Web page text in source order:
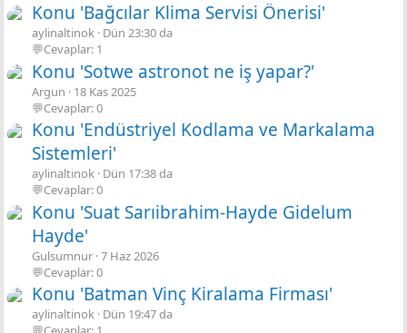
Konu 'Bağcılar Klima Servisi Önerisi'
aylinaltinok Dün 23:30 da
💬Cevaplar: 1
Konu 'Sotwe astronot ne iş yapar?'
Argun
18 Kas 2025
💬Cevaplar: 0
Konu 'Endüstriyel Kodlama ve Markalama
Sistemleri'
aylinaltinok Dün 17:38 da
💬Cevaplar: 0
Konu 'Suat Sarıibrahim-Hayde Gidelum
Hayde'
Gulsumnur 7 Haz 2026
💬Cevaplar: 0
Konu 'Batman Vinç Kiralama Firması'
aylinaltinok Dün 19:47 da